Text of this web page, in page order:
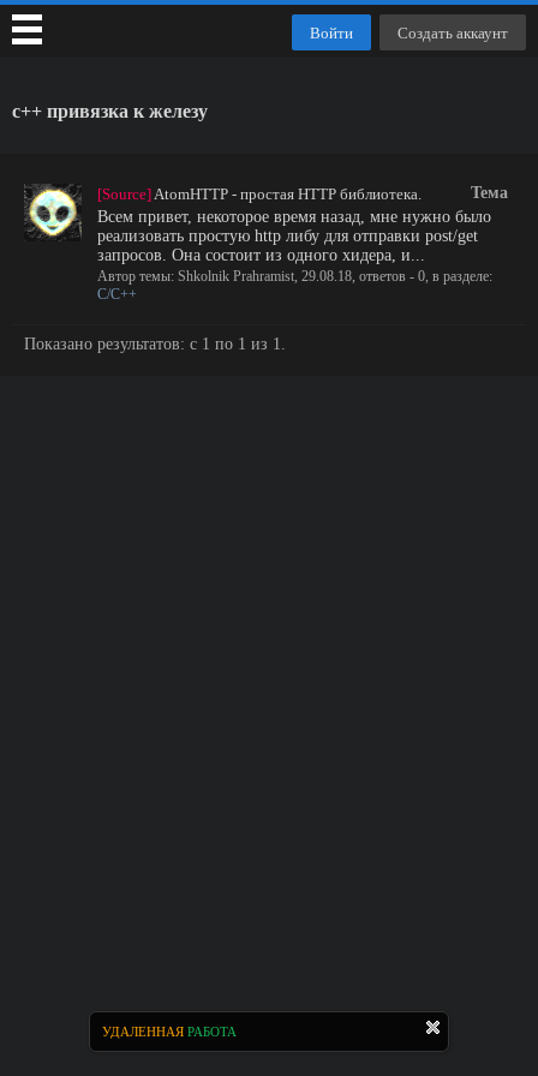
УДАЛЕННАЯ РАБОТА
c++ привязка к железу
Тема
[Source]AtomHTTP - простая HTTP библиотека.
Всем привет, некоторое время назад, мне нужно было
реализовать простую http либу для отправки post/get
запросов. Она состоит из одного хидера, и...
Автор темы: Shkolnik Prahramist, 29.08.18, ответов - 0, в разделе:
C/C++
Показано результатов: с 1 по 1 из 1.
Войти Создать аккаунт